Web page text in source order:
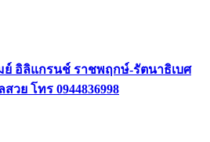
อิลิแกรนช์ ราชพฤกษ์-รัตนาธิเบศ
วย โทร 0944836998